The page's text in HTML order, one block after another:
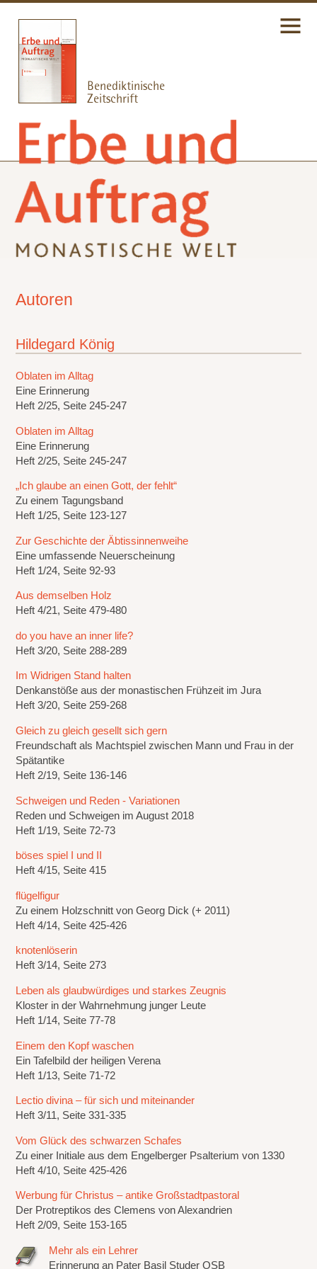
Autoren
Hildegard König
Oblaten im Alltag
Eine Erinnerung
Heft 2/25, Seite 245-247
Oblaten im Alltag
Eine Erinnerung
Heft 2/25, Seite 245-247
„Ich glaube an einen Gott, der fehlt“
Zu einem Tagungsband
Heft 1/25, Seite 123-127
Zur Geschichte der Äbtissinnenweihe
Eine umfassende Neuerscheinung
Heft 1/24, Seite 92-93
Aus demselben Holz
Heft 4/21, Seite 479-480
do you have an inner life?
Heft 3/20, Seite 288-289
Im Widrigen Stand halten
Denkanstöße aus der monastischen Frühzeit im Jura
Heft 3/20, Seite 259-268
Gleich zu gleich gesellt sich gern
Freundschaft als Machtspiel zwischen Mann und Frau in der
Spätantike
Heft 2/19, Seite 136-146
Schweigen und Reden - Variationen
Reden und Schweigen im August 2018
Heft 1/19, Seite 72-73
böses spiel I und II
Heft 4/15, Seite 415
flügelfigur
Zu einem Holzschnitt von Georg Dick (+ 2011)
Heft 4/14, Seite 425-426
knotenlöserin
Heft 3/14, Seite 273
Leben als glaubwürdiges und starkes Zeugnis
Kloster in der Wahrnehmung junger Leute
Heft 1/14, Seite 77-78
Einem den Kopf waschen
Ein Tafelbild der heiligen Verena
Heft 1/13, Seite 71-72
Lectio divina – für sich und miteinander
Heft 3/11, Seite 331-335
Vom Glück des schwarzen Schafes
Zu einer Initiale aus dem Engelberger Psalterium von 1330
Heft 4/10, Seite 425-426
Werbung für Christus – antike Großstadtpastoral
Der Protreptikos des Clemens von Alexandrien
Heft 2/09, Seite 153-165
Mehr als ein Lehrer
Erinnerung an Pater Basil Studer OSB